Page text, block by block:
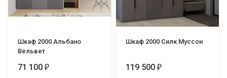
Шкаф 2000 Альбано
Вельвет
71 100₽
Шкаф 2000 Силк Муссон
119 500₽